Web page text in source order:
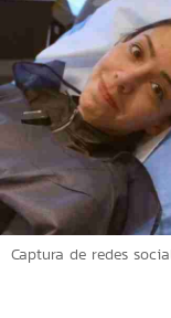
Captura de redes